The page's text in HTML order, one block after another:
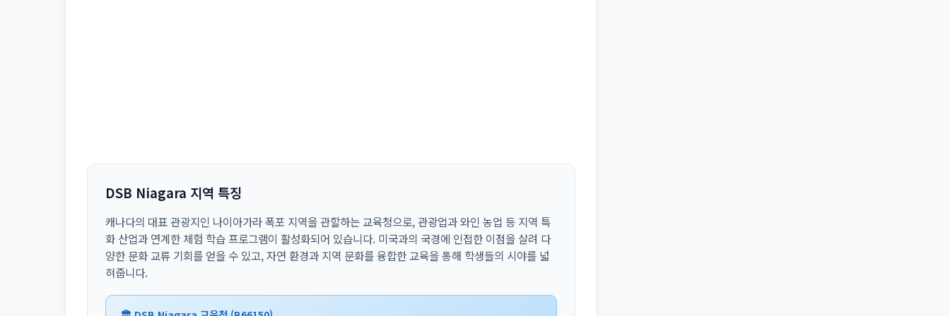
DSB Niagara 지역 특징
캐나다의 대표 관광지인 나이아가라 폭포 지역을 관할하는 교육청으로, 관광업과 와인 농업 등 지역 특
화 산업과 연계한 체험 학습 프로그램이 활성화되어 있습니다. 미국과의 국경에 인접한 이점을 살려 다
양한 문화 교류 기회를 얻을 수 있고, 자연 환경과 지역 문화를 융합한 교육을 통해 학생들의 시야를 넓
혀줍니다.